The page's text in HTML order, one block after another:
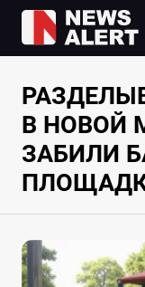
В НОВОЙ
ЗАБИЛИ